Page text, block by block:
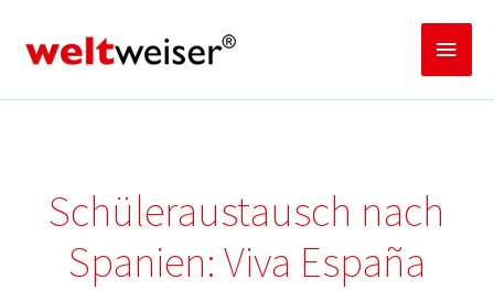
springen
Schüleraustausch nach
Spanien: Viva España